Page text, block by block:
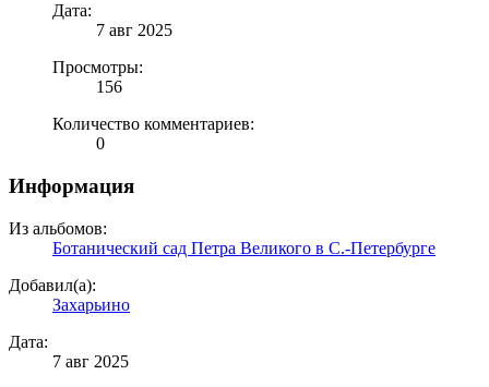
Дата:
7 авг 2025
Просмотры:
156
Количество комментариев:
0
Информация
Из альбомов:
Ботанический сад Петра Великого в С.-Петербурге
Добавил(а):
Захарьино
Дата:
7 авг 2025